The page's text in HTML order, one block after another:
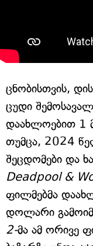
ცნობისთვის,
ცუდი
დაახლოებით 1
თუმცა, 2024
შეცდომები და
Deadpool &
ფილმებმა
დოლარი
2-მა ამ ორივე